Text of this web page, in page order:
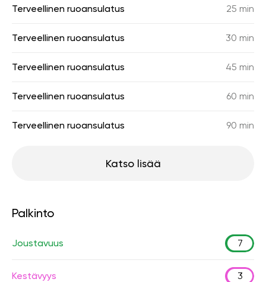
Terveellinen ruoansulatus 25 min
Terveellinen ruoansulatus 30 min
Terveellinen ruoansulatus 45 min
Terveellinen ruoansulatus 60 min
Terveellinen ruoansulatus 90 min
Katso lisää
Palkinto
Joustavuus 7
Kestävyys 3